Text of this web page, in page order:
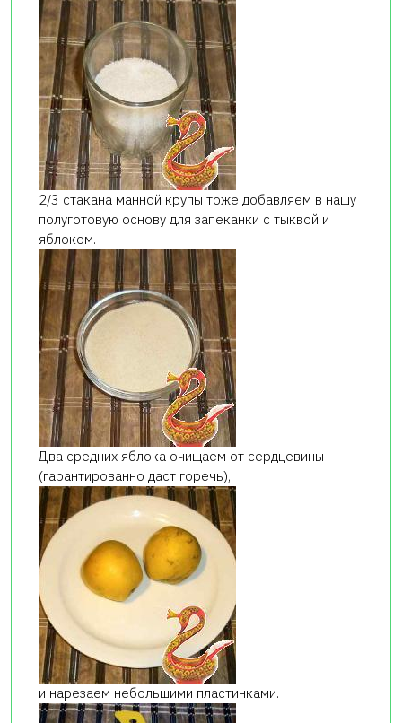
2/3 стакана манной крупы тоже добавляем в нашу
полуготовую основу для запеканки с тыквой и
яблоком.
Два средних яблока очищаем от сердцевины
(гарантированно даст горечь),
и нарезаем небольшими пластинками.